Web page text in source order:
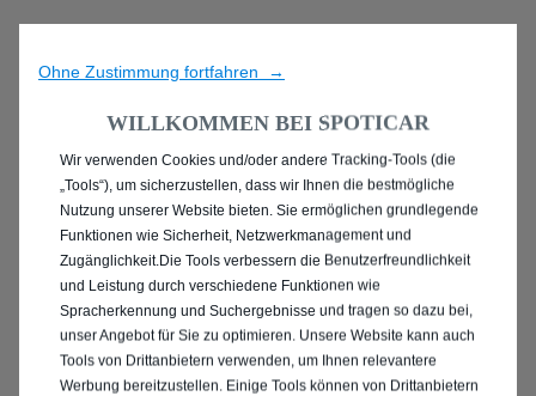
ENTDECKEN SIE ALLE
MIT BENZIN / MILD-
HYBRID ANTRIEB IN
NORDHORN
Ohne Zustimmung fortfahren →
WILLKOMMEN BEI SPOTICAR
Wir verwenden Cookies und/oder andere Tracking-Tools (die
„Tools“), um sicherzustellen, dass wir Ihnen die bestmögliche
Nutzung unserer Website bieten. Sie ermöglichen grundlegende
Funktionen wie Sicherheit, Netzwerkmanagement und
Zugänglichkeit.Die Tools verbessern die Benutzerfreundlichkeit
und Leistung durch verschiedene Funktionen wie
Spracherkennung und Suchergebnisse und tragen so dazu bei,
unser Angebot für Sie zu optimieren. Unsere Website kann auch
Tools von Drittanbietern verwenden, um Ihnen relevantere
Werbung bereitzustellen. Einige Tools können von Drittanbietern